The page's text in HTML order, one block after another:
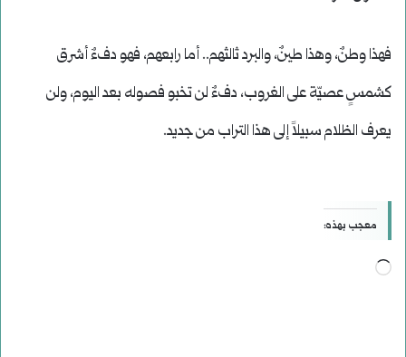
فهذا وطنٌ، وهذا طينٌ، والبرد ثالثهم.. أما رابعهم، فهو دفءٌ أشرق
كشمسٍ عصيّة على الغروب، دفءٌ لن تخبو فصوله بعد اليوم، ولن
يعرف الظلام سبيلاً إلى هذا التراب من جديد.
معجب بهذه:
جاري